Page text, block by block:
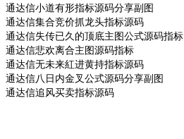
通达信小道有形指标源码分享副图
通达信集合竞价抓龙头指标源码
通达信失传已久的顶底主图公式源码指标
通达信悲欢离合主图源码指标
通达信无未来紅进黄持指标源码
通达信八日内金叉公式源码分享副图
通达信追风买卖指标源码